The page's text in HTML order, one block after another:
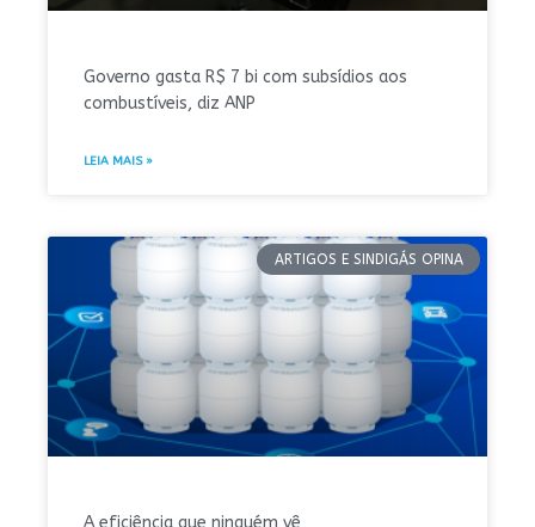
Governo gasta R$ 7 bi com subsídios aos
combustíveis, diz ANP
LEIA MAIS »
ARTIGOS E SINDIGÁS OPINA
A eficiência que ninguém vê